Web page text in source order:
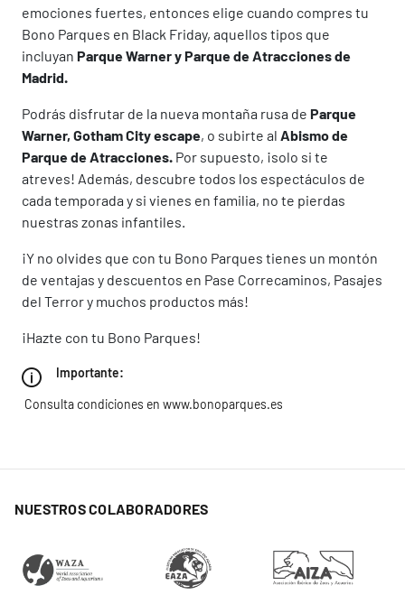
emociones fuertes, entonces elige cuando compres tu
Bono Parques en Black Friday, aquellos tipos que
incluyan Parque Warner y Parque de Atracciones de
Madrid.
Podrás disfrutar de la nueva montaña rusa de Parque
Warner, Gotham City escape, o subirte al Abismo de
Parque de Atracciones. Por supuesto, ¡solo si te
atreves! Además, descubre todos los espectáculos de
cada temporada y si vienes en familia, no te pierdas
nuestras zonas infantiles.
¡Y no olvides que con tu Bono Parques tienes un montón
de ventajas y descuentos en Pase Correcaminos, Pasajes
del Terror y muchos productos más!
¡Hazte con tu Bono Parques!
Importante:
Consulta condiciones en www.bonoparques.es
NUESTROS COLABORADORES